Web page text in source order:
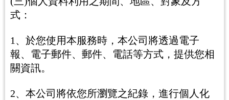
式：
1、於您使用本服務時，本公司將透過電子
報、電子郵件、郵件、電話等方式，提供您相
關資訊。
2、本公司將依您所瀏覽之紀錄，進行個人化